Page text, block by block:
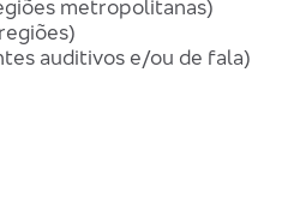
metropolitanas)
auditivos e/ou de fala)